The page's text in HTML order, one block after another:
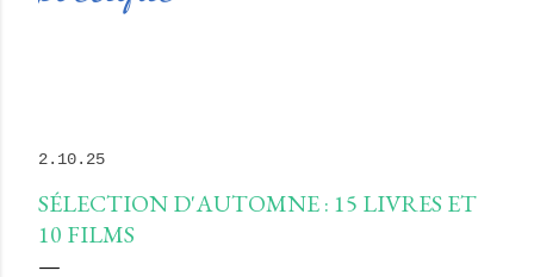
2.10.25
SÉLECTION D'AUTOMNE : 15 LIVRES ET
10 FILMS